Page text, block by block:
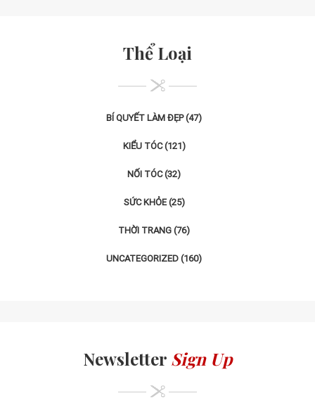
Thể Loại
BÍ QUYẾT LÀM ĐẸP(47)
KIỂU TÓC(121)
NỐI TÓC(32)
SỨC KHỎE(25)
THỜI TRANG (76)
UNCATEGORIZED (160)
Newsletter Sign Up